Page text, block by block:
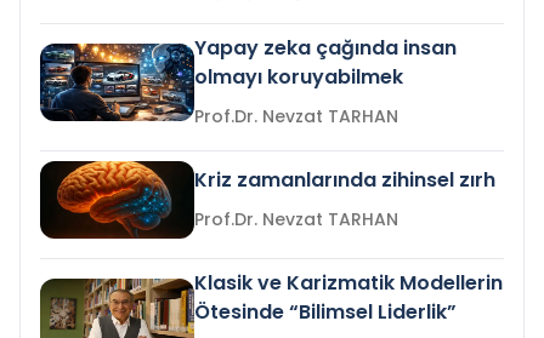
Yapay zeka çağında insan
olmayı koruyabilmek
Prof.Dr. Nevzat TARHAN
Kriz zamanlarında zihinsel zırh
Prof.Dr. Nevzat TARHAN
Klasik ve Karizmatik Modellerin
Ötesinde “Bilimsel Liderlik”